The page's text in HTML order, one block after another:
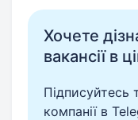
Хочете
вакансії в
Підписуйтесь
компанії в